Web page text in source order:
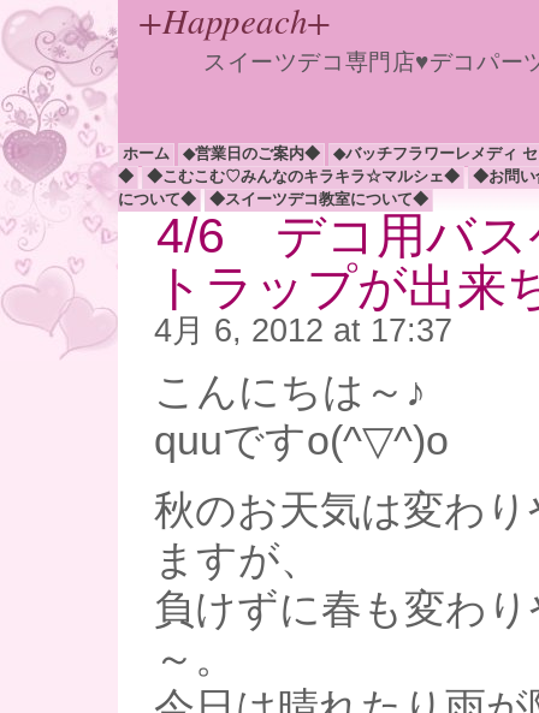
+Happeach+
スイーツデコ専門店♥デコパ
ホーム ◆営業日のご案内◆
◆バッチフラワーレメディ
◆
◆こむこむ♡みんなのキラキラ☆マルシェ◆
◆お問
について◆
◆スイーツデコ教室について◆
4/6 デコ用バ
トラップが出来
4月 6, 2012 at 17:37
こんにちは～♪
quuですo(^▽^)o
秋のお天気は変わ
ますが、
負けずに春も変わ
～。